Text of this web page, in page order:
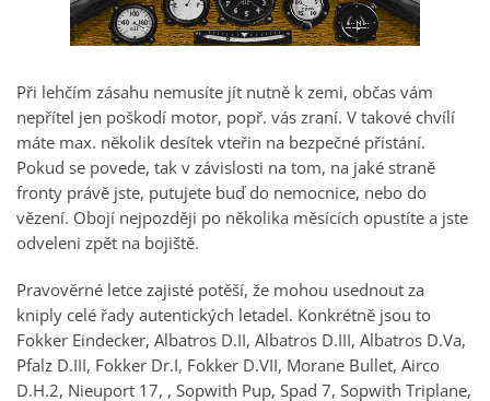
Při lehčím zásahu nemusíte jít nutně k zemi, občas vám
nepřítel jen poškodí motor, popř. vás zraní. V takové chvílí
máte max. několik desítek vteřin na bezpečné přistání.
Pokud se povede, tak v závislosti na tom, na jaké straně
fronty právě jste, putujete buď do nemocnice, nebo do
vězení. Obojí nejpozději po několika měsících opustíte a jste
odveleni zpět na bojiště.
Pravověrné letce zajisté potěší, že mohou usednout za
kniply celé řady autentických letadel. Konkrétně jsou to
Fokker Eindecker, Albatros D.II, Albatros D.III, Albatros D.Va,
Pfalz D.III, Fokker Dr.I, Fokker D.VII, Morane Bullet, Airco
D.H.2, Nieuport 17, , Sopwith Pup, Spad 7, Sopwith Triplane,